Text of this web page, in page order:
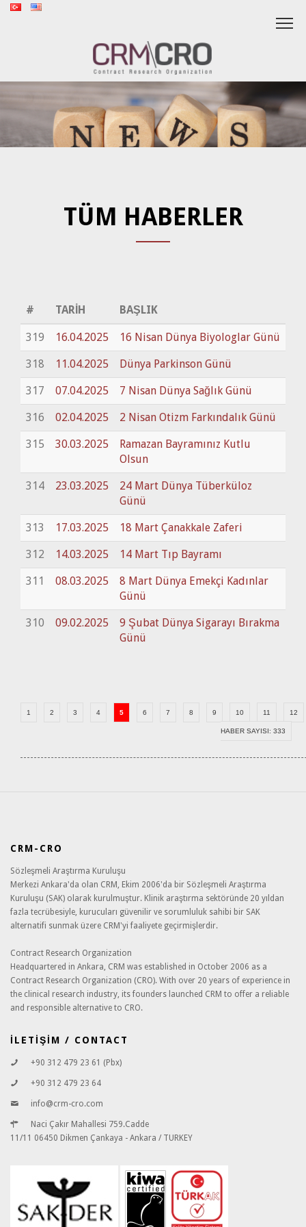
TÜM HABERLER
# TARİH BAŞLIK
319 16.04.2025 16 Nisan Dünya Biyologlar Günü
318 11.04.2025 Dünya Parkinson Günü
317 07.04.2025 7 Nisan Dünya Sağlık Günü
316 02.04.2025 2 Nisan Otizm Farkındalık Günü
315 30.03.2025
Ramazan Bayramınız Kutlu
Olsun
314 23.03.2025
24 Mart Dünya Tüberküloz
Günü
313 17.03.2025 18 Mart Çanakkale Zaferi
312 14.03.2025 14 Mart Tıp Bayramı
311 08.03.2025
8 Mart Dünya Emekçi Kadınlar
Günü
310 09.02.2025
9 Şubat Dünya Sigarayı Bırakma
Günü
1 2 3 4 5 6 7 8 9 10 11 12
HABER SAYISI: 333
CRM-CRO
Sözleşmeli Araştırma Kuruluşu
Merkezi Ankara'da olan CRM, Ekim 2006'da bir Sözleşmeli Araştırma
Kuruluşu (SAK) olarak kurulmuştur. Klinik araştırma sektöründe 20 yıldan
fazla tecrübesiyle, kurucuları güvenilir ve sorumluluk sahibi bir SAK
alternatifi sunmak üzere CRM'yi faaliyete geçirmişlerdir.
Contract Research Organization
Headquartered in Ankara, CRM was established in October 2006 as a
Contract Research Organization (CRO). With over 20 years of experience in
the clinical research industry, its founders launched CRM to offer a reliable
and responsible alternative to CRO.
İLETİŞİM / CONTACT
+90 312 479 23 61 (Pbx)
+90 312 479 23 64
info@crm-cro.com
Naci Çakır Mahallesi 759.Cadde
11/11 06450 Dikmen Çankaya - Ankara / TURKEY